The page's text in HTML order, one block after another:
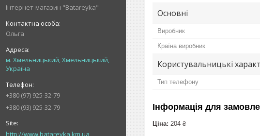
Інтернет-магазин "Batareyka"
Ольга
м. Хмельницький, Хмельницький,
Україна
+380 (97) 925-32-79
+380 (93) 925-32-79
http://www.batareyka.km.ua
Основні
Виробник
Країна виробник
Користувальницькі
Тип телефону
Інформація для
Ціна: 204 ₴